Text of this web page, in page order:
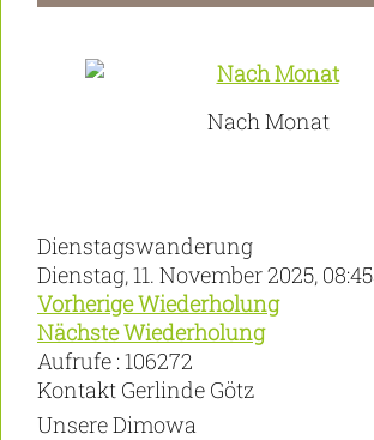
Nach Monat
Dienstagswanderung
Dienstag, 11. November 2025,
Vorherige Wiederholung
Nächste Wiederholung
Aufrufe : 106272
Kontakt Gerlinde Götz
Unsere Dimowa